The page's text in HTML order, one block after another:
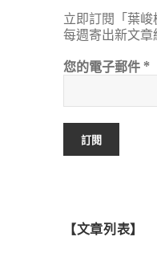
立即訂閱「葉
每週寄出新文章
您的電子郵件*
【文章列表】